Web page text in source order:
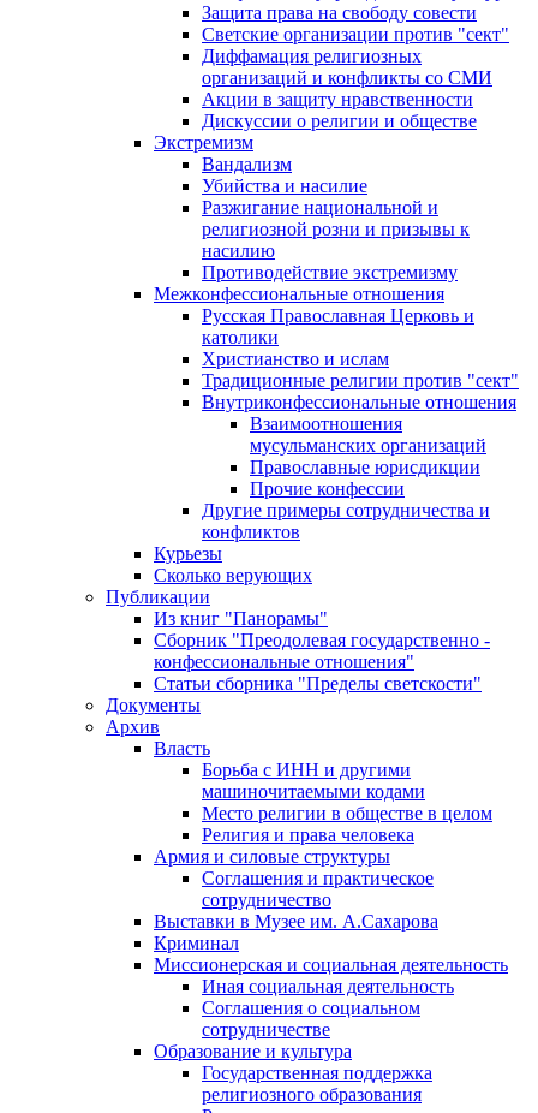
Защита права на свободу совести
Светские организации против "сект"
Диффамация религиозных
организаций и конфликты со СМИ
Акции в защиту нравственности
Дискуссии о религии и обществе
Экстремизм
Вандализм
Убийства и насилие
Разжигание национальной и
религиозной розни и призывы к
насилию
Противодействие экстремизму
Межконфессиональные отношения
Русская Православная Церковь и
католики
Христианство и ислам
Традиционные религии против "сект"
Внутриконфессиональные отношения
Взаимоотношения
мусульманских организаций
Православные юрисдикции
Прочие конфессии
Другие примеры сотрудничества и
конфликтов
Курьезы
Сколько верующих
Публикации
Из книг "Панорамы"
Сборник "Преодолевая государственно -
конфессиональные отношения"
Статьи сборника "Пределы светскости"
Документы
Архив
Власть
Борьба с ИНН и другими
машиночитаемыми кодами
Место религии в обществе в целом
Религия и права человека
Армия и силовые структуры
Соглашения и практическое
сотрудничество
Выставки в Музее им. А.Сахарова
Криминал
Миссионерская и социальная деятельность
Иная социальная деятельность
Соглашения о социальном
сотрудничестве
Образование и культура
Государственная поддержка
религиозного образования